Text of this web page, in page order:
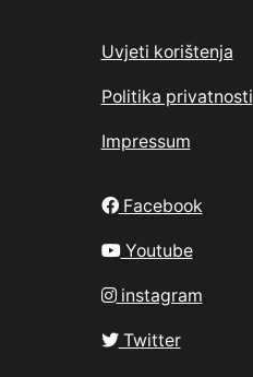
Uvjeti korištenja
Politika privatnosti
Impressum
Facebook
Youtube
instagram
Twitter